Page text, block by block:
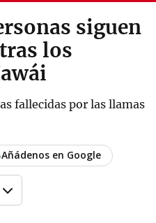
siguen
los
fallecidas por las llamas
Añádenos en Google